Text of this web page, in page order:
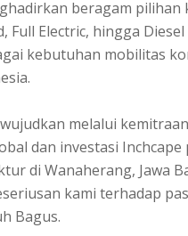
beragam pilihan
Full Electric, hingga
kebutuhan mobilitas
melalui
dan investasi Inchcape
di Wanaherang, Jawa
kami terhadap
Bagus.